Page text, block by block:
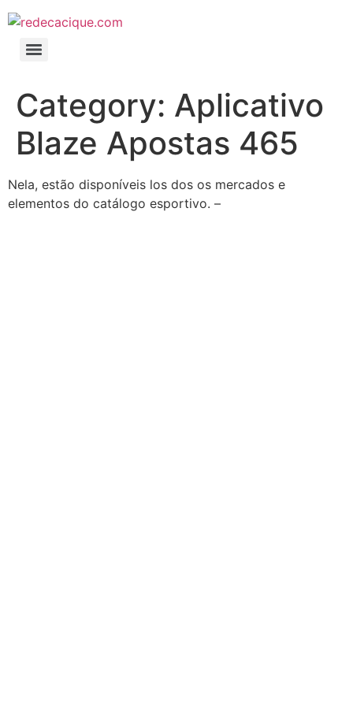
Category: Aplicativo
Blaze Apostas 465
Nela, estão disponíveis los dos os mercados e
elementos do catálogo esportivo. –